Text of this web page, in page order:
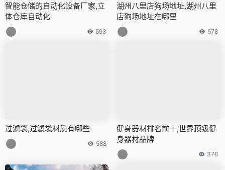
智能仓储的自动化设备厂家,立
体仓库自动化
593
湖州八里店狗场地址,湖州八里
店狗场地址在哪里
578
过滤袋,过滤袋材质有哪些
588
健身器材排名前十,世界顶级健
身器材品牌
378